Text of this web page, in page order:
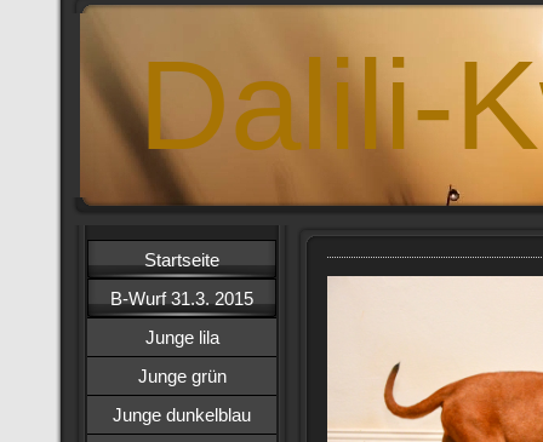
Dalili-
Startseite
B-Wurf 31.3. 2015
Junge lila
Junge grün
Junge dunkelblau